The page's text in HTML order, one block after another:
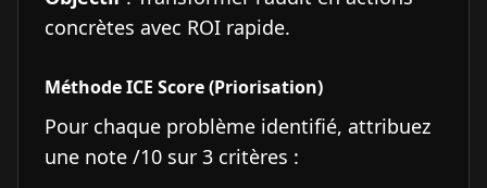
concrètes avec ROI rapide.
Méthode ICE Score (Priorisation)
Pour chaque problème identifié, attribuez
une note /10 sur 3 critères :